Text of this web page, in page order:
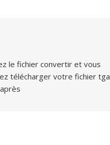
le fichier convertir et vous
télécharger votre fichier tga